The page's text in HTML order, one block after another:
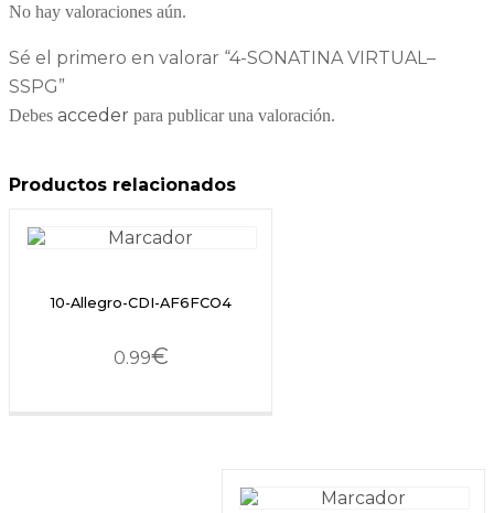
No hay valoraciones aún.
Sé el primero en valorar “4-SONATINA VIRTUAL–
SSPG”
Debes acceder para publicar una valoración.
Productos relacionados
10-Allegro-CDI-AF6FCO4
0.99€